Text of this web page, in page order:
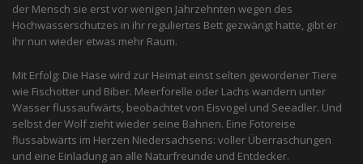
der Mensch sie erst vor wenigen Jahrzehnten wegen des
Hochwasserschutzes in ihr reguliertes Bett gezwängt hatte, gibt er
ihr nun wieder etwas mehr Raum.
Mit Erfolg: Die Hase wird zur Heimat einst selten gewordener Tiere
wie Fischotter und Biber. Meerforelle oder Lachs wandern unter
Wasser flussaufwärts, beobachtet von Eis­vogel und See­adler. Und
selbst der Wolf zieht wieder seine Bahnen. Eine Fotoreise
flussabwärts im Herzen Niedersachsens: voller Überraschungen
und eine Einladung an alle ­Naturfreunde und Entdecker.